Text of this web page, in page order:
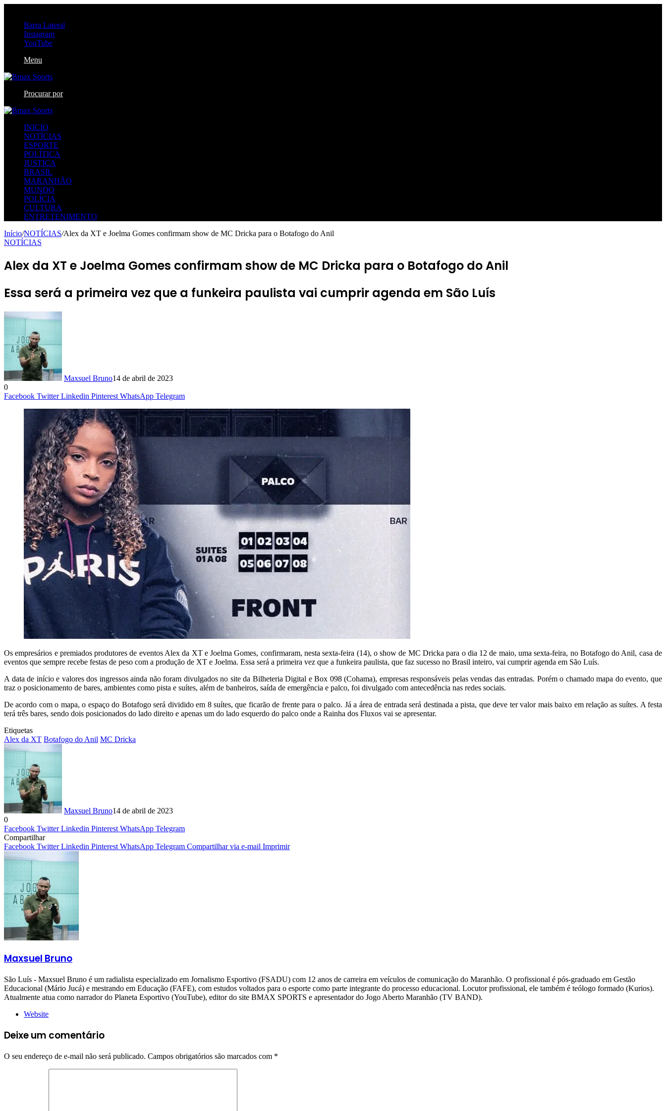
Barra Lateral
Instagram
YouTube
Menu
Procurar por
INICIO
NOTÍCIAS
ESPORTE
POLÍTICA
JUSTIÇA
BRASIL
MARANHÃO
MUNDO
POLÍCIA
CULTURA
ENTRETENIMENTO
Início/NOTÍCIAS/Alex da XT e Joelma Gomes confirmam show de MC Dricka para o Botafogo do Anil
NOTÍCIAS
Alex da XT e Joelma Gomes confirmam show de MC Dricka para o Botafogo do Anil
Essa será a primeira vez que a funkeira paulista vai cumprir agenda em São Luís
Maxsuel Bruno14 de abril de 2023
0
Facebook Twitter Linkedin Pinterest WhatsApp Telegram
Os empresários e premiados produtores de eventos Alex da XT e Joelma Gomes, confirmaram, nesta sexta-feira (14), o show de MC Dricka para o dia 12 de maio, uma sexta-feira, no Botafogo do Anil, casa de
eventos que sempre recebe festas de peso com a produção de XT e Joelma. Essa será a primeira vez que a funkeira paulista, que faz sucesso no Brasil inteiro, vai cumprir agenda em São Luís.
A data de início e valores dos ingressos ainda não foram divulgados no site da Bilheteria Digital e Box 098 (Cohama), empresas responsáveis pelas vendas das entradas. Porém o chamado mapa do evento, que
traz o posicionamento de bares, ambientes como pista e suítes, além de banheiros, saída de emergência e palco, foi divulgado com antecedência nas redes sociais.
De acordo com o mapa, o espaço do Botafogo será dividido em 8 suítes, que ficarão de frente para o palco. Já a área de entrada será destinada a pista, que deve ter valor mais baixo em relação as suítes. A festa
terá três bares, sendo dois posicionados do lado direito e apenas um do lado esquerdo do palco onde a Rainha dos Fluxos vai se apresentar.
Etiquetas
Alex da XT Botafogo do Anil MC Dricka
Maxsuel Bruno14 de abril de 2023
0
Facebook Twitter Linkedin Pinterest WhatsApp Telegram
Compartilhar
Facebook Twitter Linkedin Pinterest WhatsApp Telegram Compartilhar via e-mail Imprimir
Maxsuel Bruno
São Luís - Maxsuel Bruno é um radialista especializado em Jornalismo Esportivo (FSADU) com 12 anos de carreira em veículos de comunicação do Maranhão. O profissional é pós-graduado em Gestão
Educacional (Mário Jucá) e mestrando em Educação (FAFE), com estudos voltados para o esporte como parte integrante do processo educacional. Locutor profissional, ele também é teólogo formado (Kurios).
Atualmente atua como narrador do Planeta Esportivo (YouTube), editor do site BMAX SPORTS e apresentador do Jogo Aberto Maranhão (TV BAND).
Website
Deixe um comentário
O seu endereço de e-mail não será publicado. Campos obrigatórios são marcados com *